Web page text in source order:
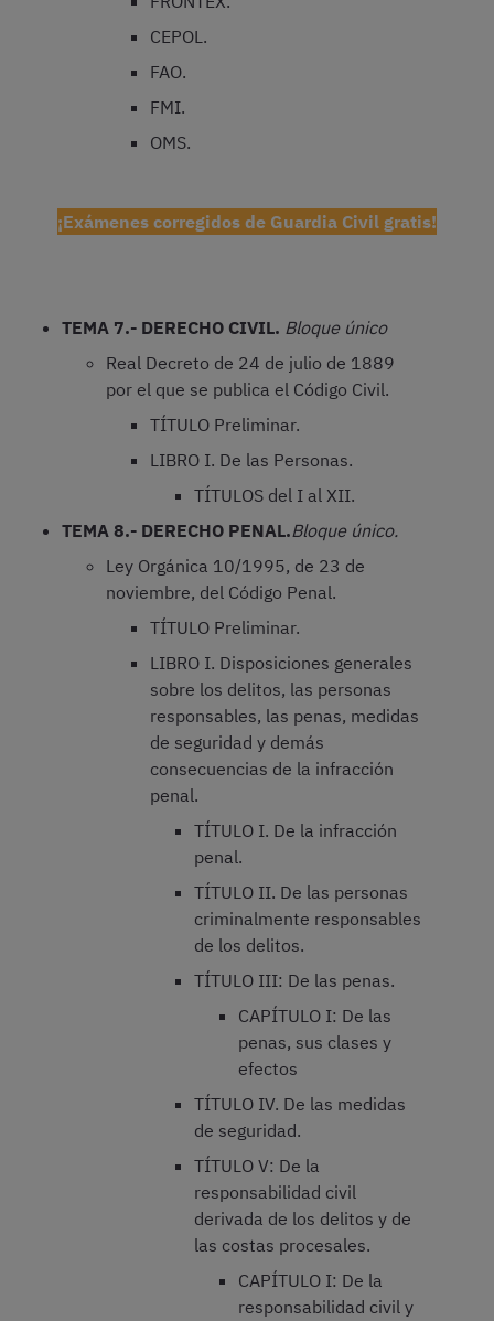
CEPOL.
FAO.
FMI.
OMS.
¡Exámenes corregidos de Guardia Civil gratis!
TEMA 7.- DERECHO CIVIL. Bloque único
Real Decreto de 24 de julio de 1889
por el que se publica el Código Civil.
TÍTULO Preliminar.
LIBRO I. De las Personas.
TÍTULOS del I al XII.
TEMA 8.- DERECHO PENAL.Bloque único.
Ley Orgánica 10/1995, de 23 de
noviembre, del Código Penal.
TÍTULO Preliminar.
LIBRO I. Disposiciones generales
sobre los delitos, las personas
responsables, las penas, medidas
de seguridad y demás
consecuencias de la infracción
penal.
TÍTULO I. De la infracción
penal.
TÍTULO II. De las personas
criminalmente responsables
de los delitos.
TÍTULO III: De las penas.
CAPÍTULO I: De las
penas, sus clases y
efectos
TÍTULO IV. De las medidas
de seguridad.
TÍTULO V: De la
responsabilidad civil
derivada de los delitos y de
las costas procesales.
CAPÍTULO I: De la
responsabilidad civil y